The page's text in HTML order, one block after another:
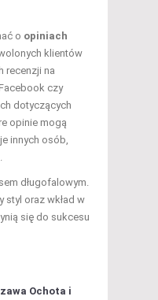
o opiniach
klientów
recenzji na
czy
dotyczących
opinie mogą
innych osób,
długofalowym.
styl oraz wkład w
się do sukcesu
Ochota i